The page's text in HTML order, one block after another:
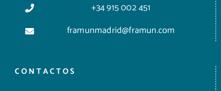
+34 915 002 451
framunmadrid@framun.com
CONTACTOS